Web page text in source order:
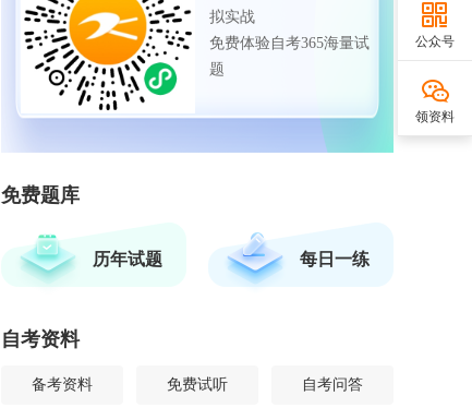
拟实战
免费体验自考365海量试
题
免费题库
历年试题 每日一练
自考资料
备考资料 免费试听 自考问答
公众号
领资料